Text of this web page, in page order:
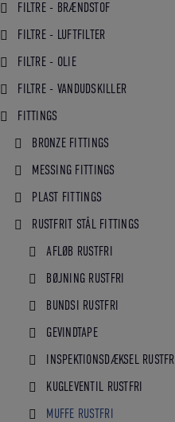
FILTRE - BRÆNDSTOF
FILTRE - LUFTFILTER
FILTRE - OLIE
FILTRE - VANDUDSKILLER
FITTINGS
BRONZE FITTINGS
MESSING FITTINGS
PLAST FITTINGS
RUSTFRIT STÅL FITTINGS
AFLØB RUSTFRI
BØJNING RUSTFRI
BUNDSI RUSTFRI
GEVINDTAPE
INSPEKTIONSDÆKSEL RUSTFRI
KUGLEVENTIL RUSTFRI
MUFFE RUSTFRI